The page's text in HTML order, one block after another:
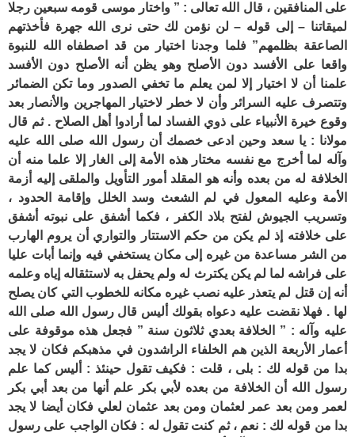
على المنافقين ، قال الله تعالى : ” واختار موسى قومه سبعين رجلا
لميقاتنا – إلى قوله – لن نؤمن لك حتى نرى الله جهرة فأخذتهم
الصاعقة بظلمهم” فلما وجدنا اختيار من قد اصطفاه الله للنبوة
واقعا على الأفسد دون الأصلح وهو يظن أنه الأصلح دون الأفسد
علمنا أن لا اختيار إلا لمن يعلم ما تخفي الصدور وما تكن الضمائر
وتتصرف عليه السرائر وأن لا خطر لاختيار المهاجرين والأنصار بعد
وقوع خيرة الأنبياء على ذوي الفساد لما أرادوا أهل الصلاح . ثم قال
مولانا : يا سعد وحين ادعى خصمك أن رسول الله صلى الله عليه
وآله لما أخرج مع نفسه مختار هذه الأمة إلى الغار إلا علما منه أن
الخلافة له من بعده وأنه هو المقلد أمور التأويل والملقى إليه أزمة
الأمة وعليه المعول في لم الشعث وسد الخلل وإقامة الحدود ،
وتسريب الجيوش لفتح بلاد الكفر ، فكما أشفق على نبوته أشفق
على خلافته إذ لم يكن من حكم الاستتار والتواري أن يروم الهارب
من الشر مساعدة من غيره إلى مكان يستخفي فيه وإنما أبات عليا
على فراشه لما لم يكن يكترث له ولم يحفل به لاستثقاله إياه وعلمه
أنه إن قتل لم يتعذر عليه نصب غيره مكانه للخطوب التي كان يصلح
لها . فهلا نقضت عليه دعواه بقولك أليس قال رسول الله صلى الله
عليه وآله : ” الخلافة بعدي ثلاثون سنة ” فجعل هذه موقوفة على
أعمار الأربعة الذين هم الخلفاء الراشدون في مذهبكم فكان لا يجد
بدا من قوله لك : بلى ، قلت : فكيف تقول حينئذ : أليس كما علم
رسول الله أن الخلافة من بعده لأبي بكر علم أنها من بعد أبي بكر
لعمر ومن بعد عمر لعثمان ومن بعد عثمان لعلي فكان أيضا لا يجد
بدا من قوله لك : نعم ، ثم كنت تقول له : فكان الواجب على رسول